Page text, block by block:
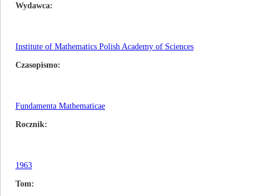
Wydawca
Institute of Mathematics Polish Academy of Sciences
Czasopismo
Fundamenta Mathematicae
Rocznik
1963
Tom